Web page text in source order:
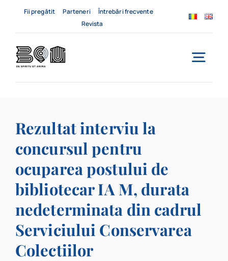
Fii pregătit Parteneri
Întrebări frecvente
Revista
Servicii
Contact
Rezultat interviu la
concursul pentru
ocuparea postului de
bibliotecar IA M, durata
nedeterminata din cadrul
Serviciului Conservarea
Colectiilor